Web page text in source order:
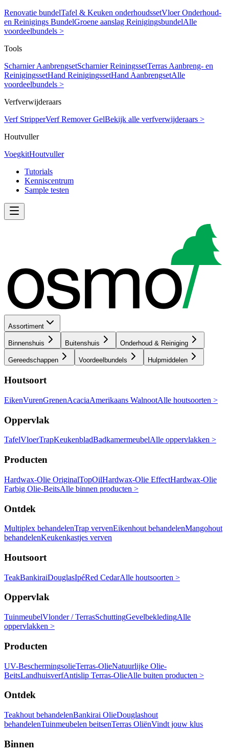
Renovatie bundelTafel & Keuken onderhoudssetVloer Onderhoud-
en Reinigings BundelGroene aanslag ReinigingsbundelAlle
voordeelbundels >
Tools
Scharnier AanbrengsetScharnier ReiningssetTerras Aanbreng- en
ReinigingssetHand ReinigingssetHand AanbrengsetAlle
voordeelbundels >
Verfverwijderaars
Verf StripperVerf Remover GelBekijk alle verfverwijderaars >
Houtvuller
VoegkitHoutvuller
Tutorials
Kenniscentrum
Sample testen
Assortiment
Binnenshuis Buitenshuis Onderhoud & Reiniging
Gereedschappen Voordeelbundels Hulpmiddelen
Houtsoort
EikenVurenGrenenAcaciaAmerikaans WalnootAlle houtsoorten >
Oppervlak
TafelVloerTrapKeukenbladBadkamermeubelAlle oppervlakken >
Producten
Hardwax-Olie OriginalTopOilHardwax-Olie EffectHardwax-Olie
Farbig Olie-BeitsAlle binnen producten >
Ontdek
Multiplex behandelenTrap vervenEikenhout behandelenMangohout
behandelenKeukenkastjes verven
Houtsoort
TeakBankiraiDouglasIpéRed CedarAlle houtsoorten >
Oppervlak
TuinmeubelVlonder / TerrasSchuttingGevelbekledingAlle
oppervlakken >
Producten
UV-BeschermingsolieTerras-OlieNatuurlijke Olie-
BeitsLandhuisverfAntislip Terras-OlieAlle buiten producten >
Ontdek
Teakhout behandelenBankirai OlieDouglashout
behandelenTuinmeubelen beitsenTerras OliënVindt jouw klus
Binnen